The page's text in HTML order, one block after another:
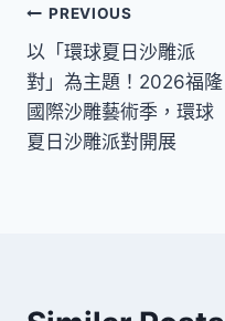
文
章
導
覽
PREVIOUS
以「環球夏日沙雕派
對」為主題！2026福隆
國際沙雕藝術季，環球
夏日沙雕派對開展